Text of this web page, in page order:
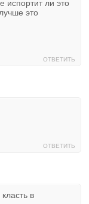
испортит ли это
это
ОТВЕТИТЬ
ОТВЕТИТЬ
в